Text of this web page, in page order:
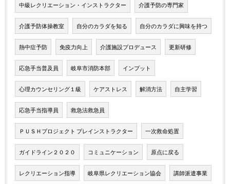
中級レクリエーション・インストラクター 介護予防の専門家
介護予防体操教室 自分のカラダを知る 自分のカラダに興味を持つ
熱中症予防 免疫力向上 介護施設プロデュース 更新研修
応急手当普及員 岐阜市消防本部 インプット
心理カウンセリング１級 ケアストレス 解消方法 自主学習
応急手当指導員 救急法救急員
ＰＵＳＨプロジェクト プレインストラクター 一次救命処置
ガイドライン２０２０ コミュニケーション 原点に戻る
レクリエーション指導 岐阜県レクリエーション協会 講師派遣事業